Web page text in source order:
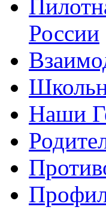
России
Наши